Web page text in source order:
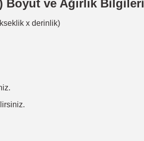
Boyut ve Ağırlık Bilgileri
x derinlik)